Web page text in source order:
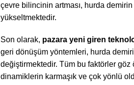
çevre bilincinin artması, hurda
yükseltmektedir.
Son olarak, pazara yeni giren
geri dönüşüm yöntemleri, hurda
değiştirmektedir. Tüm bu faktörler
dinamiklerin karmaşık ve çok yönlü